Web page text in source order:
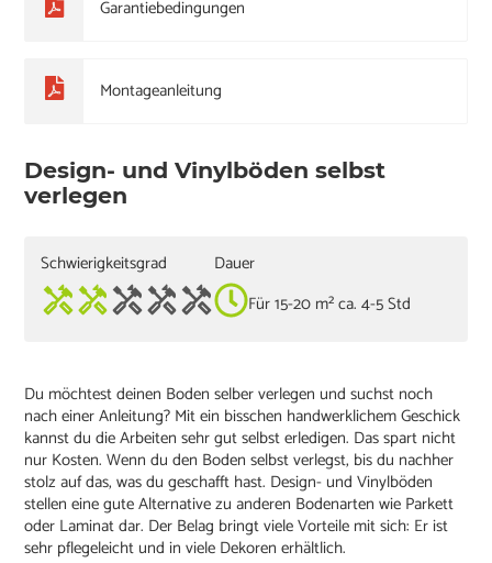
Garantiebedingungen
Montageanleitung
Design- und Vinylböden selbst
verlegen
Schwierigkeitsgrad
Dauer
Für 15-20 m² ca. 4-5 Std
Du möchtest deinen Boden selber verlegen und suchst noch
nach einer Anleitung? Mit ein bisschen handwerklichem Geschick
kannst du die Arbeiten sehr gut selbst erledigen. Das spart nicht
nur Kosten. Wenn du den Boden selbst verlegst, bis du nachher
stolz auf das, was du geschafft hast. Design- und Vinylböden
stellen eine gute Alternative zu anderen Bodenarten wie Parkett
oder Laminat dar. Der Belag bringt viele Vorteile mit sich: Er ist
sehr pflegeleicht und in viele Dekoren erhältlich.